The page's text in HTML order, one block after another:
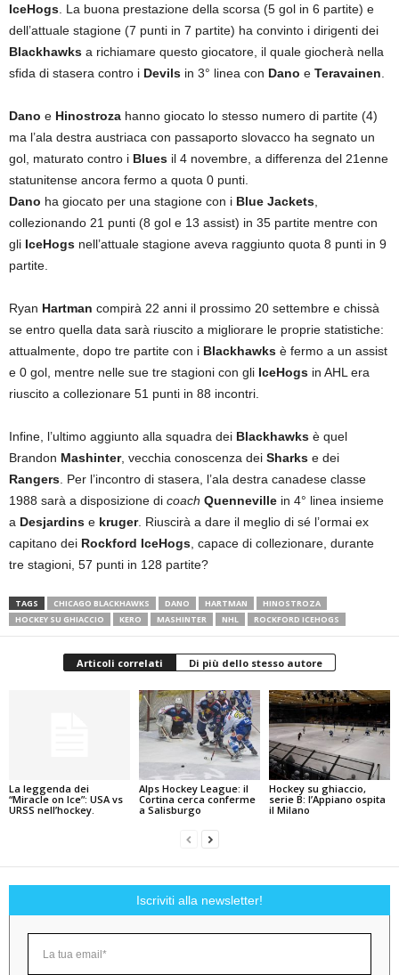
IceHogs . La buona prestazione della scorsa (5 gol in 6 partite) e
dell’attuale stagione (7 punti in 7 partite) ha convinto i dirigenti dei
Blackhawks a richiamare questo giocatore, il quale giocherà nella
sfida di stasera contro i Devils in 3° linea con Dano e Teravainen
Dano e Hinostroza hanno giocato lo stesso numero di partite (4)
ma l’ala destra austriaca con passaporto slovacco ha segnato un
gol, maturato contro i Blues il 4 novembre, a differenza del 21enne
statunitense ancora fermo a quota 0 punti.
Dano ha giocato per una stagione con i Blue Jackets
collezionando 21 punti (8 gol e 13 assist) in 35 partite mentre con
gli IceHogs nell’attuale stagione aveva raggiunto quota 8 punti in 9
partite.
Ryan Hartman compirà 22 anni il prossimo 20 settembre e chissà
se entro quella data sarà riuscito a migliorare le proprie statistiche:
attualmente, dopo tre partite con i Blackhawks è fermo a un assist
e 0 gol, mentre nelle sue tre stagioni con gli IceHogs in AHL era
riuscito a collezionare 51 punti in 88 incontri.
Infine, l’ultimo aggiunto alla squadra dei Blackhawks è quel
Brandon Mashinter, vecchia conoscenza dei Sharks e dei
Rangers . Per l’incontro di stasera, l’ala destra canadese classe
1988 sarà a disposizione di coach Quenneville in 4° linea insieme
a Desjardins e kruger. Riuscirà a dare il meglio di sé l’ormai ex
capitano dei Rockford IceHogs , capace di collezionare, durante
tre stagioni, 57 punti in 128 partite?
TAGS CHICAGO BLACKHAWKS DANO HARTMAN
HINOSTROZA
HOCKEY SU GHIACCIO
KERO MASHINTER NHL ROCKFORD ICEHOGS
Articoli correlati Di più dello stesso autore
La leggenda dei
“Miracle on Ice”: USA vs
URSS nell’hockey.
Alps Hockey League: il
Cortina cerca conferme
a Salisburgo
Hockey su ghiaccio,
serie B: l’Appiano ospita
il Milano
Iscriviti alla newsletter!